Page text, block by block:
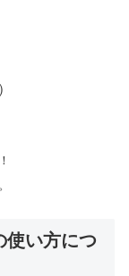
使い方につ